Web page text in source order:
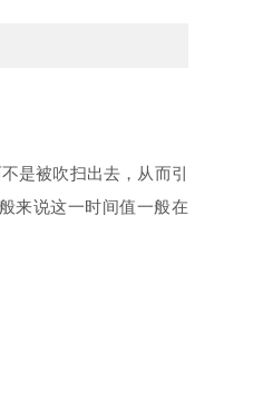
是被吹扫出去，从而引
来说这一时间值一般在